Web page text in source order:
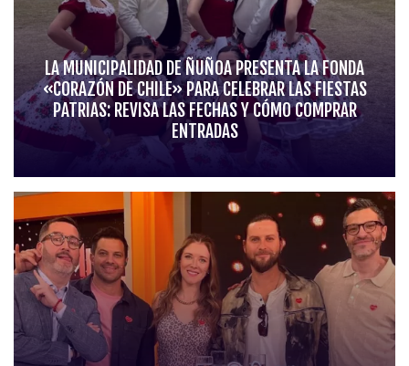
LA MUNICIPALIDAD DE ÑUÑOA PRESENTA LA FONDA
«CORAZÓN DE CHILE» PARA CELEBRAR LAS FIESTAS
PATRIAS: REVISA LAS FECHAS Y CÓMO COMPRAR
ENTRADAS